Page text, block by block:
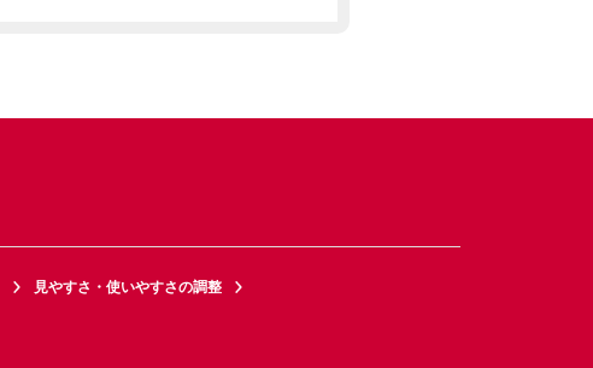
見やすさ・使いやすさの調整